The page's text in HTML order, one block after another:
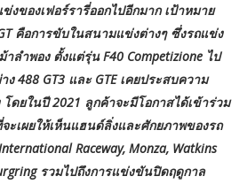
ของเฟอร์รารี่ออกไปอีกมาก เป้าหมาย
คือการขับในสนามแข่งต่างๆ ซึ่งรถแข่ง
ลำพอง ตั้งแต่รุ่น F40 Competizione ไป
488 GT3 และ GTE เคยประสบความ
ดยในปี 2021 ลูกค้าจะมีโอกาสได้เข้าร่วม
ะเผยให้เห็นแฮนด์ลิ่งและศักยภาพของรถ
Raceway, Monza, Watkins
รวมไปถึงการแข่งขันปิดฤดูกาล